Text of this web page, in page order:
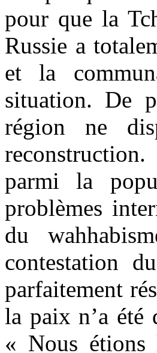
pour que la
Russie a
et la
situation. De
région ne
parmi la
problèmes
du
contestation
parfaitement
la paix n’a été
« Nous